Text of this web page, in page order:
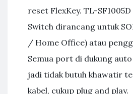
reset FlexKey. TL-
Switch dirancang untuk
/ Home Office) atau
Semua port di dukung
jadi tidak butuh khawatir
kabel, cukup plug and play.